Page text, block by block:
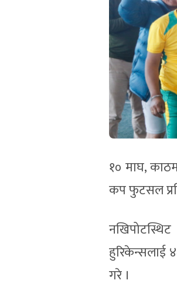
१० माघ,
कप फुटसल
हुरिकेन्सलाई
गरे ।